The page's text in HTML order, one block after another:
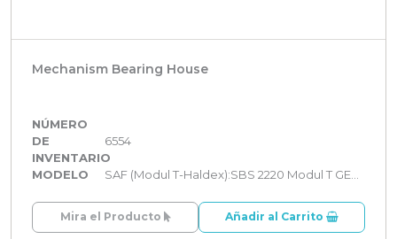
Mechanism Bearing House
NÚMERO
DE
INVENTARIO
6554
MODELO
Mira el Producto Añadir al Carrito